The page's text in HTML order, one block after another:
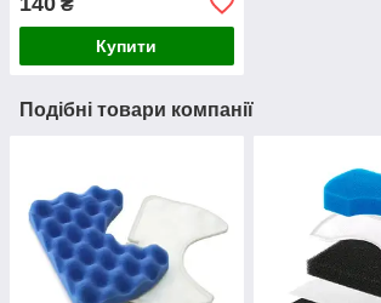
Купити
Подібні товари компанії